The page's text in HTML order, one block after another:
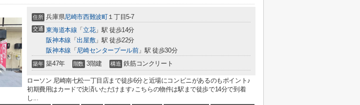
住所 兵庫県尼崎市西難波町１丁目5-7
交通 東海道本線 「 立花」駅 徒歩14分
阪神本線 「出屋敷」駅 徒歩22分
阪神本線 「 尼崎センタープール前」駅 徒歩30分
築年 築47年 階数 3階建 構造 鉄筋コンクリート
ローソン 尼崎南七松一丁目店まで徒歩6分と近場にコンビニがあるのもポイント♪
初期費用はカードで決済いただけます♪こちらの物件は駅まで徒歩で14分で到着
し...